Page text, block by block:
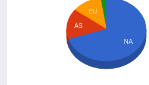
EU
AS
NA